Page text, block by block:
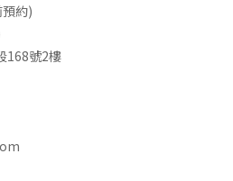
約)
168號2樓